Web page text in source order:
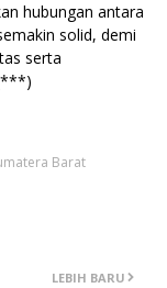
hubungan antara
solid, demi
serta
Barat
LEBIH BARU